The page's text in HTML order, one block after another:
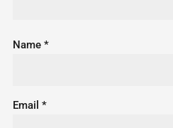
Name *
Email *